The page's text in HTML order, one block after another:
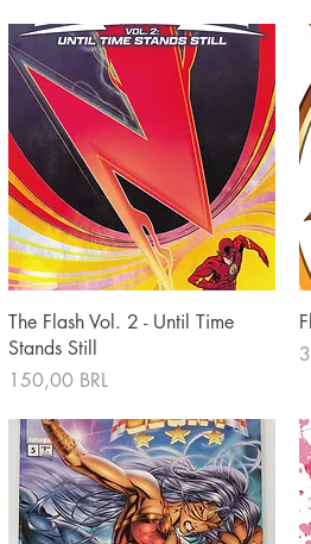
Vista rápida
The Flash Vol. 2 - Until Time
Stands Still
Precio
150,00 BRL